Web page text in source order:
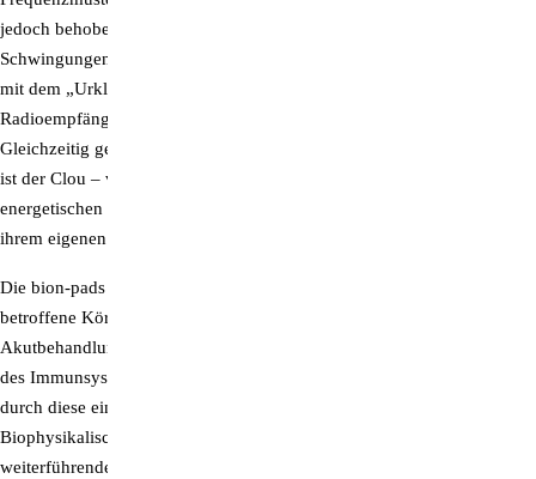
jedoch behoben werden, wenn man den Körper mit ordnenden
Schwingungen versorgt. Hier kommen die bion-pads ins Spiel. Da sie
mit dem „Urklang“ des Lebens informiert sind, gehen sie wie ein
Radioempfänger in Resonanz zur universalen Raumschwingung.
Gleichzeitig geben sie jene ordnenden Frequenzen wieder ab und – das
ist der Clou – verstärken sie dabei um ein Vielfaches. Dank dieser
energetischen Potenzierung kann die geschwächte Körperzelle zu
ihrem eigenen harmonischen Schwingungsmuster zurückfinden.
Die bion-pads schwingen permanent und werden einfach auf
betroffene Körperstellen aufgelegt.* Die Wirkdomäne ist die
Akutbehandlung.* Eine rasche Schmerzlinderung, eine Optimierung
des Immunsystems und die Regeneration des Organismus können
durch diese einfache Energieregulation bewirkt werden.*
Biophysikalisch wurde nie eine Übersteuerung gemessen.* Für
weiterführende Informationen zur